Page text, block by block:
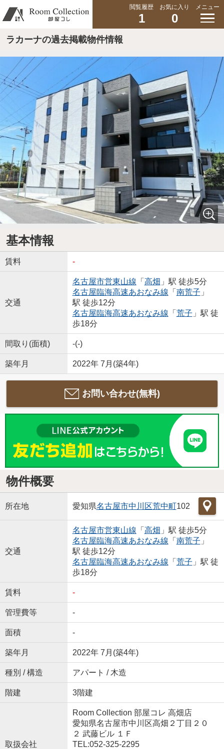
閲覧履歴
1
お気に入り
0
メニュー
ラカーナの過去掲載物件情報
基本情報
賃料 -
交通
名古屋市営東山線 「 高畑 」駅 徒歩5分
名古屋臨海高速あおなみ線 「 南荒子 」
駅 徒歩12分
名古屋臨海高速あおなみ線 「 荒子 」駅 徒
歩18分
間取り(面積) -(-)
築年月 2022年 7月(築4年)
お問い合わせ(無料)
物件概要
所在地 愛知県名古屋市中川区荒中町102
交通
名古屋市営東山線 「 高畑 」駅 徒歩5分
名古屋臨海高速あおなみ線 「 南荒子 」
駅 徒歩12分
名古屋臨海高速あおなみ線 「 荒子 」駅 徒
歩18分
賃料 -
管理費等 -
面積 -
築年月 2022年 7月(築4年)
種別 / 構造 アパート / 木造
階建 3階建
取扱会社
Room Collection 部屋コレ 高畑店
愛知県名古屋市中川区高畑２丁目２０
２ 武藤ビル １Ｆ
TEL:052-325-2295